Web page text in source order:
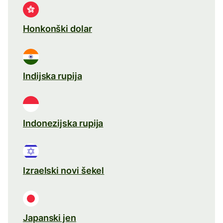
Honkonški dolar
Indijska rupija
Indonezijska rupija
Izraelski novi šekel
Japanski jen